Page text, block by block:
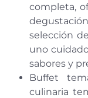
completa,
selección
uno
sabores y
Buffet
culinaria